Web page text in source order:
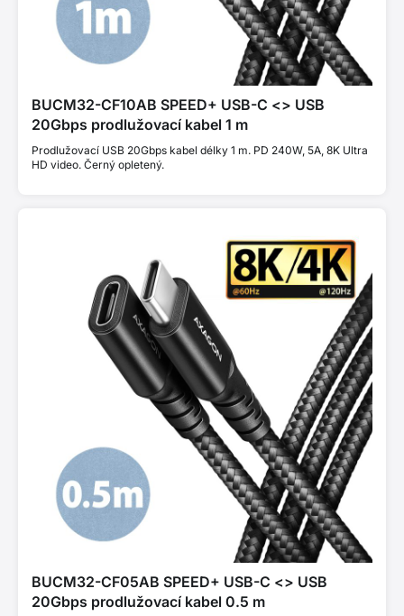
BUCM32-CF10AB SPEED+ USB-C <> USB
20Gbps prodlužovací kabel 1 m
Prodlužovací USB 20Gbps kabel délky 1 m. PD 240W, 5A, 8K Ultra
HD video. Černý opletený.
BUCM32-CF05AB SPEED+ USB-C <> USB
20Gbps prodlužovací kabel 0.5 m